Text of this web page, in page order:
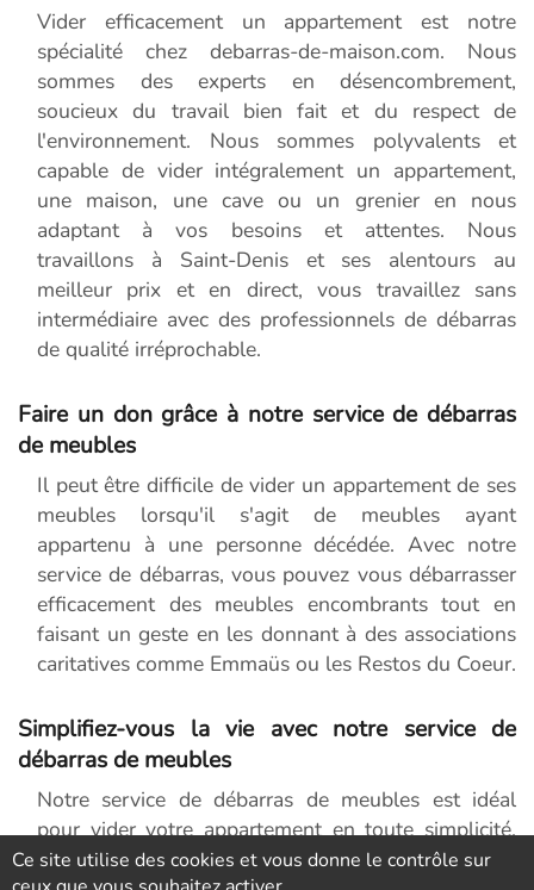
Vider efficacement un appartement est notre
spécialité chez debarras-de-maison.com. Nous
sommes des experts en désencombrement,
soucieux du travail bien fait et du respect de
l'environnement. Nous sommes polyvalents et
capable de vider intégralement un appartement,
une maison, une cave ou un grenier en nous
adaptant à vos besoins et attentes. Nous
travaillons à Saint-Denis et ses alentours au
meilleur prix et en direct, vous travaillez sans
intermédiaire avec des professionnels de débarras
de qualité irréprochable.
Faire un don grâce à notre service de débarras
de meubles
Il peut être difficile de vider un appartement de ses
meubles lorsqu'il s'agit de meubles ayant
appartenu à une personne décédée. Avec notre
service de débarras, vous pouvez vous débarrasser
efficacement des meubles encombrants tout en
faisant un geste en les donnant à des associations
caritatives comme Emmaüs ou les Restos du Coeur.
Simplifiez-vous la vie avec notre service de
débarras de meubles
Notre service de débarras de meubles est idéal
pour vider votre appartement en toute simplicité.
Nous sommes une société spécialisée et nous nous
Ce site utilise des cookies et vous donne le contrôle sur